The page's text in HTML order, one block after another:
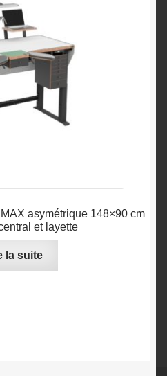
asymétrique 148×90 cm
et layette
la suite